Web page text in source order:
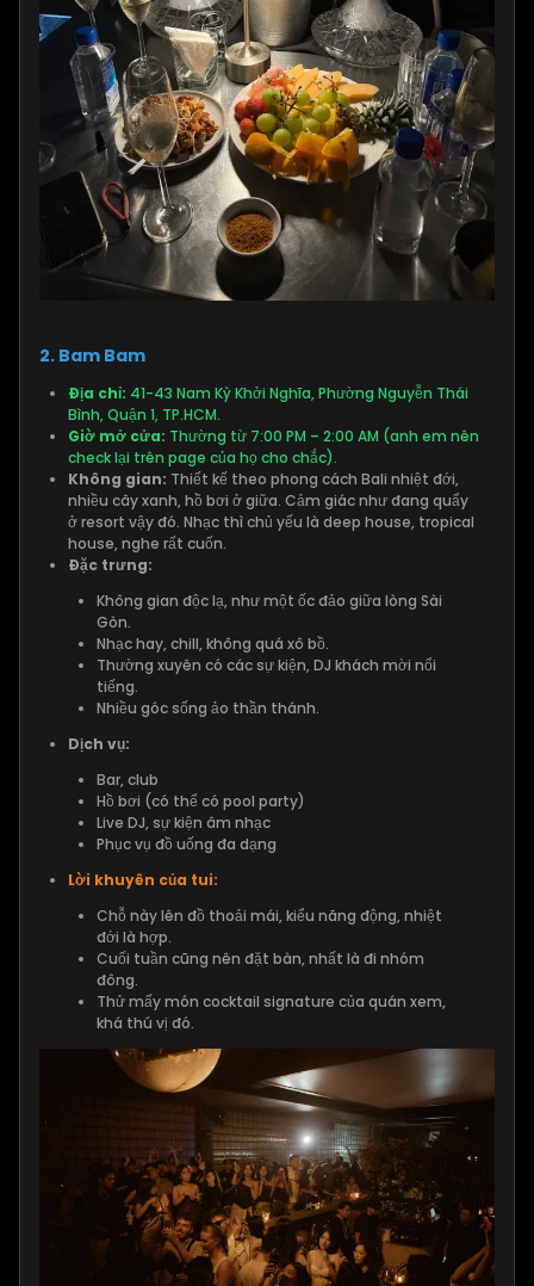
2. Bam Bam
Địa chỉ: 41-43 Nam Kỳ Khởi Nghĩa, Phường Nguyễn Thái
Bình, Quận 1, TP.HCM.
Giờ mở cửa: Thường từ 7:00 PM – 2:00 AM (anh em nên
check lại trên page của họ cho chắc).
Không gian: Thiết kế theo phong cách Bali nhiệt đới,
nhiều cây xanh, hồ bơi ở giữa. Cảm giác như đang quẩy
ở resort vậy đó. Nhạc thì chủ yếu là deep house, tropical
house, nghe rất cuốn.
Đặc trưng:
Không gian độc lạ, như một ốc đảo giữa lòng Sài
Gòn.
Nhạc hay, chill, không quá xô bồ.
Thường xuyên có các sự kiện, DJ khách mời nổi
tiếng.
Nhiều góc sống ảo thần thánh.
Dịch vụ:
Bar, club
Hồ bơi (có thể có pool party)
Live DJ, sự kiện âm nhạc
Phục vụ đồ uống đa dạng
Lời khuyên của tui:
Chỗ này lên đồ thoải mái, kiểu năng động, nhiệt
đới là hợp.
Cuối tuần cũng nên đặt bàn, nhất là đi nhóm
đông.
Thử mấy món cocktail signature của quán xem,
khá thú vị đó.